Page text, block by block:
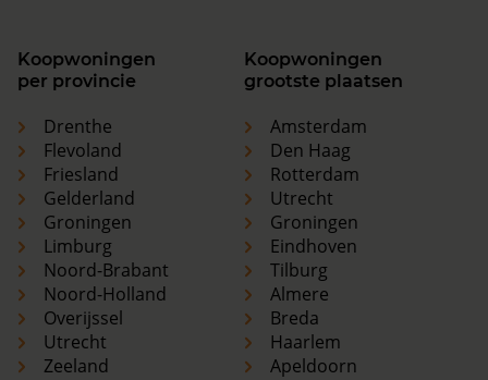
Koopwoningen
per provincie
Drenthe
Flevoland
Friesland
Gelderland
Groningen
Limburg
Noord-Brabant
Noord-Holland
Overijssel
Utrecht
Zeeland
Koopwoningen
grootste plaatsen
Amsterdam
Den Haag
Rotterdam
Utrecht
Groningen
Eindhoven
Tilburg
Almere
Breda
Haarlem
Apeldoorn